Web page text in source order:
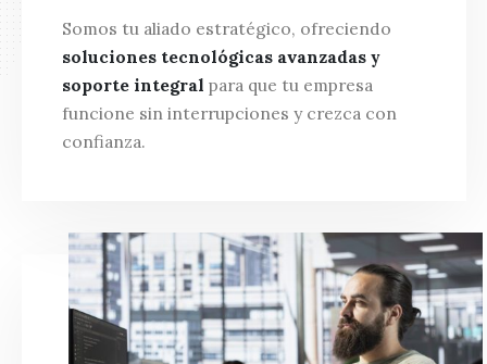
Somos tu aliado estratégico, ofreciendo
soluciones tecnológicas avanzadas y
soporte integral para que tu empresa
funcione sin interrupciones y crezca con
confianza.